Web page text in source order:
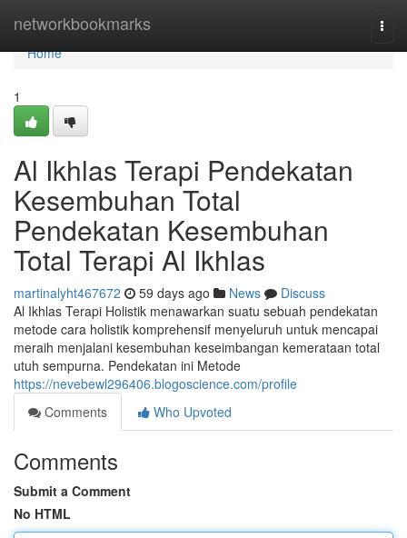
networkbookmarks
Home
Home
1
Al Ikhlas Terapi Pendekatan
Kesembuhan Total
Pendekatan Kesembuhan
Total Terapi Al Ikhlas
martinalyht467672 59 days ago News
Discuss
Al Ikhlas Terapi Holistik menawarkan suatu sebuah pendekatan
metode cara holistik komprehensif menyeluruh untuk mencapai
meraih menjalani kesembuhan keseimbangan kemerataan total
utuh sempurna. Pendekatan ini Metode
https://nevebewl296406.blogoscience.com/profile
Comments
Who Upvoted
Comments
Submit a Comment
No HTML